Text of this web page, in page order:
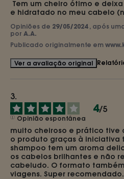
e hidratado no meu cabelo
Opiniões de 29/05/2024 , após
por A.A.
Publicado originalmente em
Ver a avaliação original
4/5
Opinião espontânea
muito cheiroso e prático tive
o produto graças à iniciativa
shampoo tem um aroma
os cabelos brilhantes e não
cabeludo. O formato
viagens. Super recomendado.